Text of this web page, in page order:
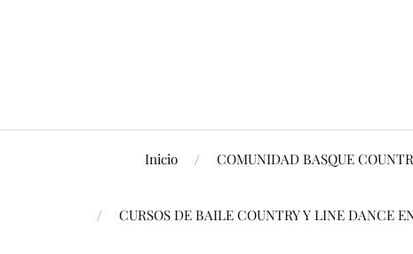
Inicio COMUNIDAD BASQUE
CURSOS DE BAILE COUNTRY Y LINE DANCE